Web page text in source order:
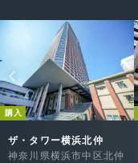
購入
ザ・タワー横浜北仲
神奈川県横浜市中区北仲